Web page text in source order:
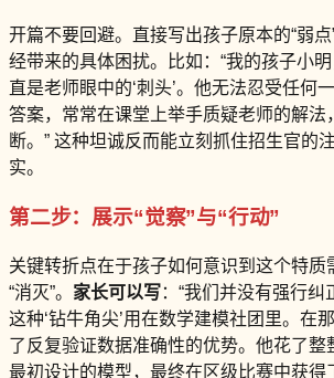
开篇不要回避。直接写出孩子原本的“弱
经带来的具体困扰。比如：“我的孩子小
直是老师眼中的‘刺头’。他无法忍受任何
答案，常常在课堂上举手质疑老师的解法
断。” 这种坦诚反而能立刻抓住招生官
实。
第二步：展示“觉察”与“行动”
关键转折点在于孩子如何意识到这个特质
“消灭”。 家长可以写：“我们并没有强行
这种‘钻牛角尖’用在数学建模社团里。在
了反复验证数据准确性的优势。他花了整
最初设计的模型，最终在区级比赛中获得